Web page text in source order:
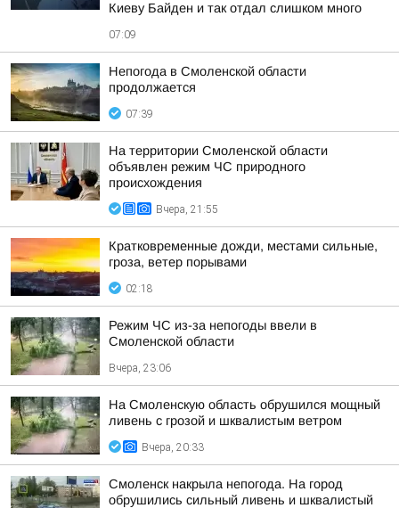
Киеву Байден и так отдал слишком много
07:09
Непогода в Смоленской области
продолжается
07:39
На территории Смоленской области
объявлен режим ЧС природного
происхождения
Вчера, 21:55
Кратковременные дожди, местами сильные,
гроза, ветер порывами
02:18
Режим ЧС из-за непогоды ввели в
Смоленской области
Вчера, 23:06
На Смоленскую область обрушился мощный
ливень с грозой и шквалистым ветром
Вчера, 20:33
Смоленск накрыла непогода. На город
обрушились сильный ливень и шквалистый